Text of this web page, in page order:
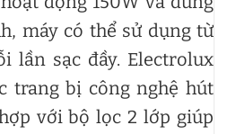
máy có thể sử dụng từ
lần sạc đầy. Electrolux
trang bị công nghệ hút
với bộ lọc 2 lớp giúp